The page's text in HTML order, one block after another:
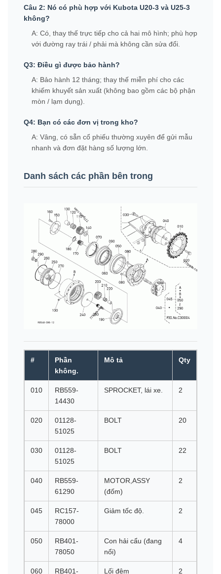
Câu 2: Nó có phù hợp với Kubota U20-3 và U25-3
không?
A: Có, thay thế trực tiếp cho cả hai mô hình; phù hợp
với đường ray trái / phải mà không cần sửa đổi.
Q3: Điều gì được bảo hành?
A: Bảo hành 12 tháng; thay thế miễn phí cho các
khiếm khuyết sản xuất (không bao gồm các bộ phận
mòn / lạm dụng).
Q4: Bạn có các đơn vị trong kho?
A: Vâng, có sẵn cổ phiếu thường xuyên để gửi mẫu
nhanh và đơn đặt hàng số lượng lớn.
Danh sách các phần bên trong
#
Phần
không.
Mô tả Qty
010
RB559-
14430
SPROCKET, lái xe. 2
020
01128-
51025
BOLT 20
030
01128-
51025
BOLT 22
040
RB559-
61290
MOTOR,ASSY
(đốm)
2
045
RC157-
78000
Giảm tốc độ. 2
050
RB401-
78050
Con hải cẩu (đang
nổi)
4
060 RB401- Lối đệm 2